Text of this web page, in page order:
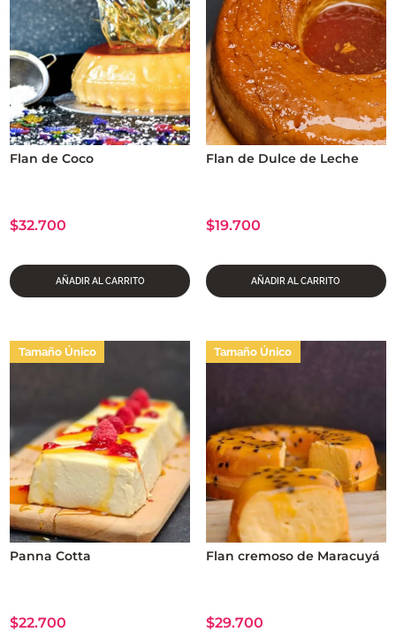
Flan de Coco
$32.700
AÑADIR AL CARRITO
Flan de Dulce de Leche
$19.700
AÑADIR AL CARRITO
Tamaño Único
Panna Cotta
$22.700
Tamaño Único
Flan cremoso de Maracuyá
$29.700